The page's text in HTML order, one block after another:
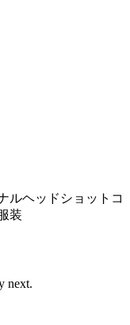
ルヘッドショット コ
装
next.